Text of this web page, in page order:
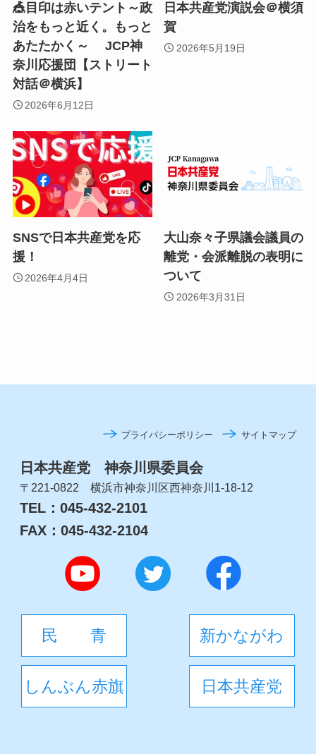
🎪目印は赤いテント～政
治をもっと近く。もっと
あたたかく～ JCP神
奈川応援団【ストリート
対話＠横浜】
2026年6月12日
日本共産党演説会＠横須
賀
2026年5月19日
SNSで日本共産党を応
援！
2026年4月4日
大山奈々子県議会議員の
離党・会派離脱の表明に
ついて
2026年3月31日
プライバシーポリシー サイトマップ
日本共産党 神奈川県委員会
〒221-0822 横浜市神奈川区西神奈川1-18-12
TEL：045-432-2101
FAX：045-432-2104
民 青 新かながわ
しんぶん赤旗 日本共産党